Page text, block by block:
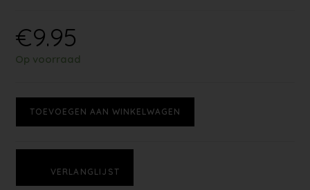
€9.95
Op voorraad
TOEVOEGEN AAN WINKELWAGEN
VERLANGLIJST